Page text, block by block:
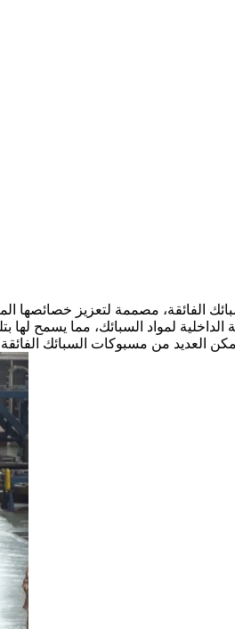
الفائقة، مصممة لتعزيز خصائصها
الداخلية لمواد السبائك، مما يسمح لها